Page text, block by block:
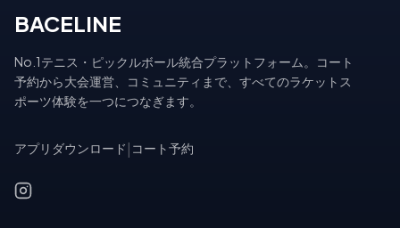
BACELINE
No.1テニス・ピックルボール統合プラットフォーム。コート
予約から大会運営、コミュニティまで、すべてのラケットス
ポーツ体験を一つにつなぎます。
アプリダウンロード コート予約